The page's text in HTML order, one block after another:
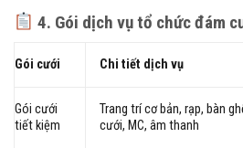
4. Gói dịch vụ tổ chức đám
Gói cưới Chi tiết dịch vụ
Gói cưới
tiết kiệm
Trang trí cơ bản, rạp, bàn
cưới, MC, âm thanh